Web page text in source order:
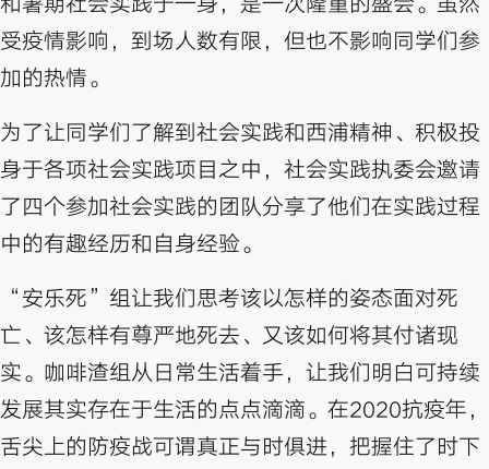
受疫情影响，到场人数有限，但也不影响同学们参
加的热情。
为了让同学们了解到社会实践和西浦精神、积极投
身于各项社会实践项目之中，社会实践执委会邀请
了四个参加社会实践的团队分享了他们在实践过程
中的有趣经历和自身经验。
“安乐死”组让我们思考该以怎样的姿态面对死
亡、该怎样有尊严地死去、又该如何将其付诸现
实。咖啡渣组从日常生活着手，让我们明白可持续
发展其实存在于生活的点点滴滴。在2020抗疫年，
舌尖上的防疫战可谓真正与时俱进，把握住了时下